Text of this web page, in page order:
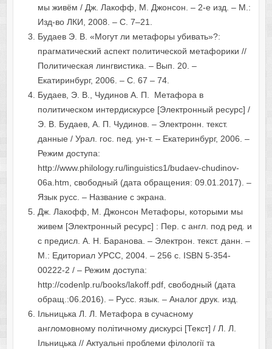
мы живём / Дж. Лакофф, М. Джонсон. – 2-е изд. – М.:
Изд-во ЛКИ, 2008. – С. 7–21.
Будаев Э. В. «Могут ли метафоры убивать»?:
прагматический аспект политической метафорики //
Политическая лингвистика. – Вып. 20. –
Екатиринбург, 2006. – С. 67 – 74.
Будаев, Э. В., Чудинов А. П. Метафора в
политическом интердискурсе [Электронный ресурс] /
Э. В. Будаев, А. П. Чудинов. – Электронн. текст.
данные / Урал. гос. пед. ун-т. – Екатеринбург, 2006. –
Режим доступа:
http://www.philology.ru/linguistics1/budaev-chudinov-
06a.htm, свободный (дата обращения: 09.01.2017). –
Язык русс. – Название с экрана.
Дж. Лакофф, М. Джонсон Метафоры, которыми мы
живем [Электронный ресурс] : Пер. с англ. под ред. и
с предисл. А. Н. Баранова. – Электрон. текст. данн. –
М.: Едиториал УРСС, 2004. – 256 с. ISBN 5-354-
00222-2 / – Режим доступа:
http://codenlp.ru/books/lakoff.pdf, свободный (дата
обращ.:06.2016). – Русс. язык. – Аналог друк. изд.
Ільницька Л. Л. Метафора в сучасному
англомовному політичному дискурсі [Текст] / Л. Л.
Ільницька // Актуальні проблеми філології та